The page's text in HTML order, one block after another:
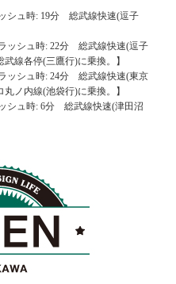
シュ時: 19分 総武線快速(逗子
ッシュ時: 22分 総武線快速(逗子
線各停(三鷹行)に乗換。】
ッシュ時: 24分 総武線快速(東京
ノ内線(池袋行)に乗換。】
シュ時: 6分 総武線快速(津田沼